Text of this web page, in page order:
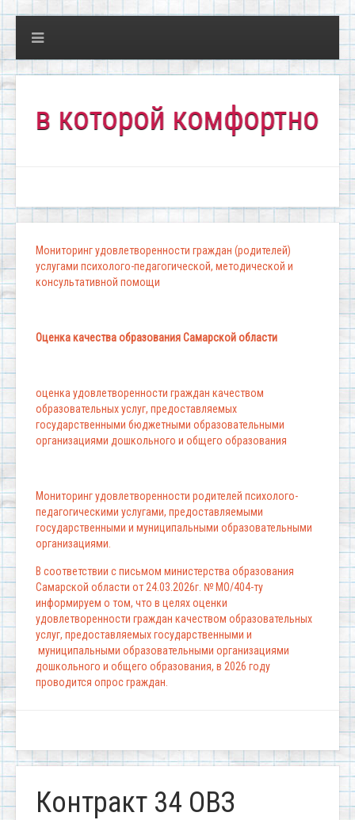
комфортно всем!"
Мониторинг удовлетворенности граждан (родителей)
услугами психолого-педагогической, методической и
консультативной помощи
Оценка качества образования Самарской области
оценка удовлетворенности граждан качеством
образовательных услуг, предоставляемых
государственными бюджетными образовательными
организациями дошкольного и общего образования
Мониторинг удовлетворенности родителей психолого-
педагогическими услугами, предоставляемыми
государственными и муниципальными образовательными
организациями.
В соответствии с письмом министерства образования
Самарской области от 24.03.2026г. № МО/404-ту
информируем о том, что в целях оценки
удовлетворенности граждан качеством образовательных
услуг, предоставляемых государственными и
муниципальными образовательными организациями
дошкольного и общего образования, в 2026 году
проводится опрос граждан.
Контракт 34 ОВЗ